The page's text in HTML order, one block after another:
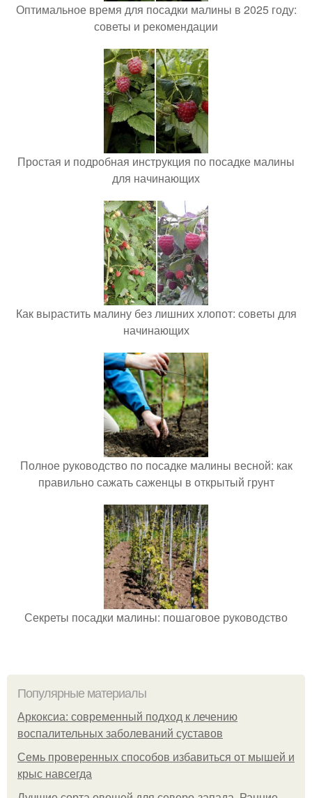
Оптимальное время для посадки малины в 2025 году:
советы и рекомендации
Простая и подробная инструкция по посадке малины
для начинающих
Как вырастить малину без лишних хлопот: советы для
начинающих
Полное руководство по посадке малины весной: как
правильно сажать саженцы в открытый грунт
Секреты посадки малины: пошаговое руководство
Популярные материалы
Аркоксиа: современный подход к лечению
воспалительных заболеваний суставов
Семь проверенных способов избавиться от мышей и
крыс навсегда